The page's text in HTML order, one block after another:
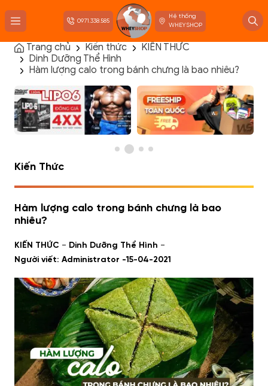
TRANG CHỦ
FLASH SALE
THANH LÝ
DANH MỤC SẢN PHẨM
THƯƠNG HIỆU
KIẾN THỨC TẬP LUYỆN
0971.338.585
Hệ thống
WHEYSHOP
Trang chủ Kiến thức
KIẾN THỨC
Dinh Dưỡng Thể Hình
Hàm lượng calo trong bánh chưng là bao nhiêu?
Kiến Thức
Hàm lượng calo trong bánh chưng là bao
nhiêu?
KIẾN THỨC - Dinh Dưỡng Thể Hình -
Người viết: Administrator -15-04-2021